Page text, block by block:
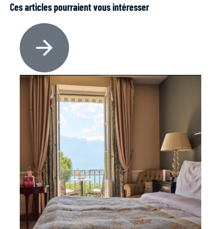
Ces articles pourraient vous intéresser